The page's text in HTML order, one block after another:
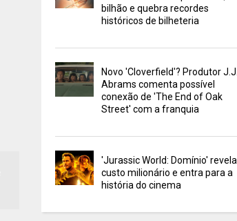
bilhão e quebra recordes
históricos de bilheteria
Novo 'Cloverfield'? Produtor J.J.
Abrams comenta possível
conexão de 'The End of Oak
Street' com a franquia
'Jurassic World: Domínio' revela
custo milionário e entra para a
história do cinema